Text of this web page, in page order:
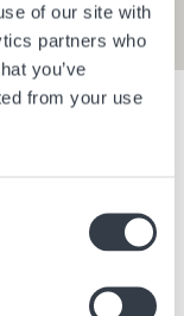
of our site with
partners who
you’ve
from your use
Berlino